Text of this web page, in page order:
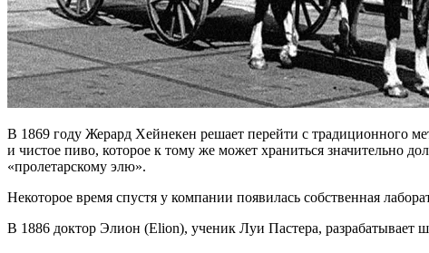
В 1869 году Жерард Хейнекен решает перейти с традиционного
и чистое пиво, которое к тому же может храниться значительно
«пролетарскому элю».
Некоторое время спустя у компании появилась собственная
В 1886 доктор Элион (Elion), ученик Луи Пастера, разрабатывает